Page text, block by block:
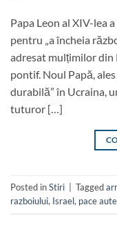
Papa Leon al XIV-lea
pentru „a încheia
adresat mulțimilor din
pontif. Noul Papă,
durabilă” în Ucraina,
tuturor […]
Posted inStiri Tagged
razboiului, Israel, pace